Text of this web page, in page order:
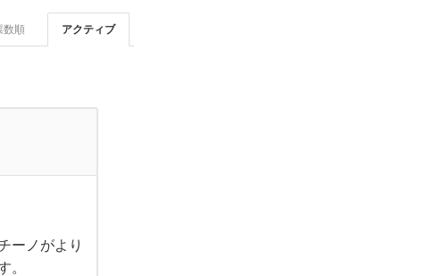
アクティブ
数順
ーノがより
。